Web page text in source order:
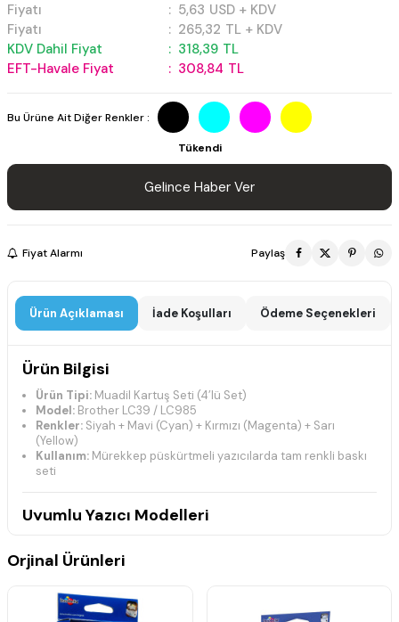
Fiyatı : 5,63 USD + KDV
Fiyatı
: 265,32 TL + KDV
KDV Dahil Fiyat
: 318,39 TL
EFT-Havale Fiyat
: 308,84 TL
Bu Ürüne Ait Diğer Renkler :
Tükendi
Gelince Haber Ver
Fiyat Alarmı Paylaş
Ürün Açıklaması İade Koşulları Ödeme Seçenekleri
Ürün Bilgisi
Ürün Tipi: Muadil Kartuş Seti (4’lü Set)
Model: Brother LC39 / LC985
Renkler: Siyah + Mavi (Cyan) + Kırmızı (Magenta) + Sarı
(Yellow)
Kullanım: Mürekkep püskürtmeli yazıcılarda tam renkli baskı
seti
Uyumlu Yazıcı Modelleri
DCP-J125
DCP-J315W
DCP-J515W
Orjinal Ürünleri